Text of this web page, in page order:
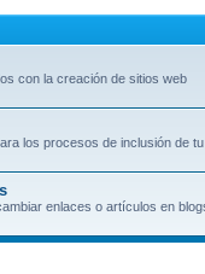
con la creación de sitios web
los procesos de inclusión de
enlaces o artículos en